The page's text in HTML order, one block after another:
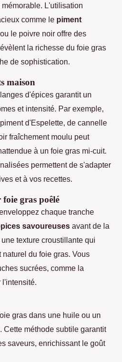
L'utilisation
comme le piment
ou le poivre noir offre des
la richesse du foie gras
de sophistication.
maison
d'épices garantit un
et intensité. Par exemple,
d'Espelette, de cannelle
fraîchement moulu peut
à un foie gras mi-cuit.
permettent de s'adapter
et à vos recettes.
gras poêlé
chaque tranche
savoureuses avant de la
texture croustillante qui
du foie gras. Vous
sucrées, comme la
gras dans une huile ou un
Cette méthode subtile garantit
saveurs, enrichissant le goût